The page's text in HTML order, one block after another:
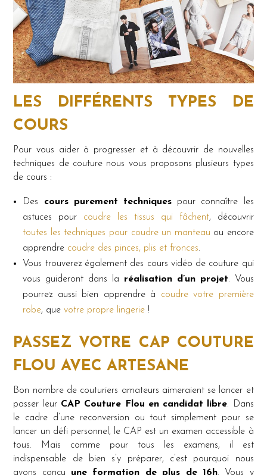
LES DIFFÉRENTS TYPES DE
COURS
Pour vous aider à progresser et à découvrir de nouvelles
techniques de couture nous vous proposons plusieurs types
de cours :
Des cours purement techniques pour connaître les
astuces pour coudre les tissus qui fâchent, découvrir
toutes les techniques pour coudre un manteau ou encore
apprendre coudre des pinces, plis et fronces.
Vous trouverez également des cours vidéo de couture qui
vous guideront dans la réalisation d’un projet. Vous
pourrez aussi bien apprendre à coudre votre première
robe, que votre propre lingerie !
PASSEZ VOTRE CAP COUTURE
FLOU AVEC ARTESANE
Bon nombre de couturiers amateurs aimeraient se lancer et
passer leur CAP Couture Flou en candidat libre. Dans
le cadre d’une reconversion ou tout simplement pour se
lancer un défi personnel, le CAP est un examen accessible à
tous. Mais comme pour tous les examens, il est
indispensable de bien s’y préparer, c’est pourquoi nous
avons conçu une formation de plus de 16h. Vous y